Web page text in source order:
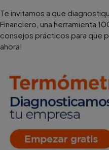
Te invitamos a que
Financiero, una herramienta
consejos prácticos para que
ahora!